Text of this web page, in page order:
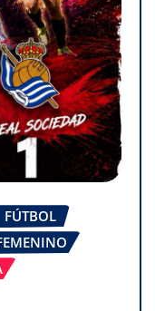
FÚTBOL